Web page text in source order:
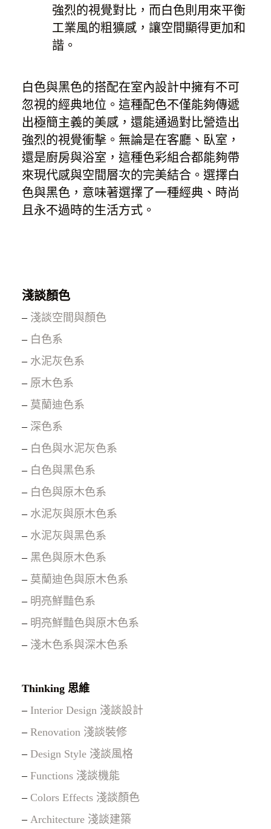
強烈的視覺對比，而白色則用來平衡
工業風的粗獷感，讓空間顯得更加和
諧。
白色與黑色的搭配在室內設計中擁有不可
忽視的經典地位。這種配色不僅能夠傳遞
出極簡主義的美感，還能通過對比營造出
強烈的視覺衝擊。無論是在客廳、臥室，
還是廚房與浴室，這種色彩組合都能夠帶
來現代感與空間層次的完美結合。選擇白
色與黑色，意味著選擇了一種經典、時尚
且永不過時的生活方式。
淺談顏色
– 淺談空間與顏色
– 白色系
– 水泥灰色系
– 原木色系
– 莫蘭迪色系
– 深色系
– 白色與水泥灰色系
– 白色與黑色系
– 白色與原木色系
– 水泥灰與原木色系
– 水泥灰與黑色系
– 黑色與原木色系
– 莫蘭迪色與原木色系
– 明亮鮮豔色系
– 明亮鮮豔色與原木色系
– 淺木色系與深木色系
Thinking 思維
– Interior Design 淺談設計
– Renovation 淺談裝修
– Design Style 淺談風格
– Functions 淺談機能
– Colors Effects 淺談顏色
– Architecture 淺談建築